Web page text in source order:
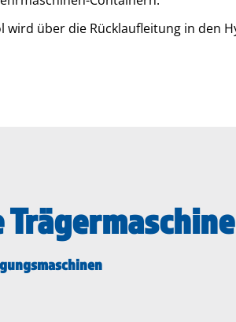
wird über die Rücklaufleitung in den